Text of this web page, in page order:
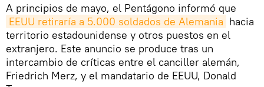
A principios de mayo, el Pentágono informó que
EEUU retiraría a 5.000 soldados de Alemania hacia
territorio estadounidense y otros puestos en el
extranjero. Este anuncio se produce tras un
intercambio de críticas entre el canciller alemán,
Friedrich Merz, y el mandatario de EEUU, Donald